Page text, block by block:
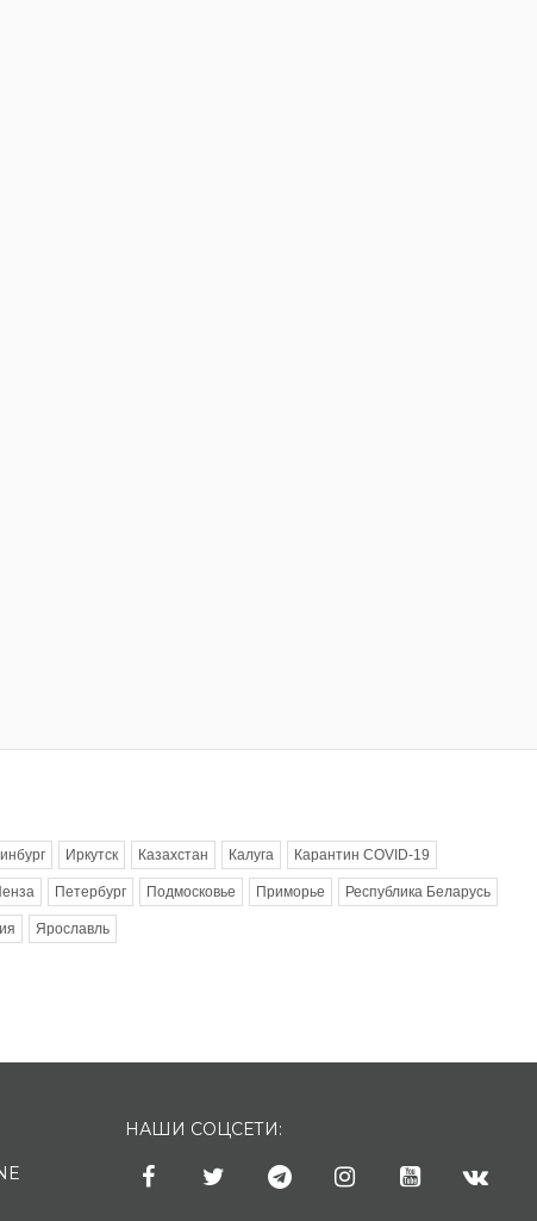
Иркутск Казахстан Калуга Карантин COVID-19
Петербург Подмосковье Приморье Республика Беларусь
Ярославль
НАШИ СОЦСЕТИ: